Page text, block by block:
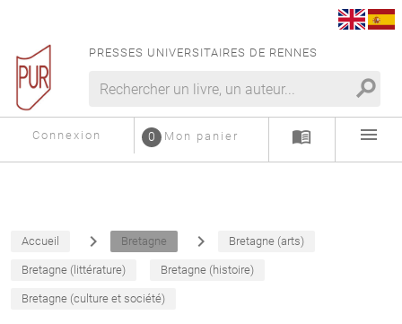
PRESSES UNIVERSITAIRES DE RENNES
search
Connexion Mon panier
0 menu_book menu
Accueil navigate_next Bretagne navigate_next Bretagne (arts)
Bretagne (littérature) Bretagne (histoire)
Bretagne (culture et société)